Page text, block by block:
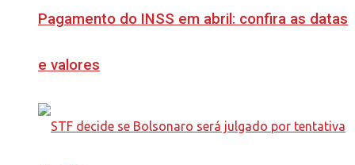
Pagamento do INSS em abril: confira as datas
e valores